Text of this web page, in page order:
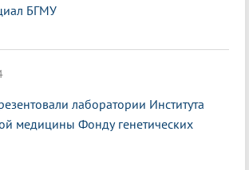
БГМУ
лаборатории Института
медицины Фонду генетических